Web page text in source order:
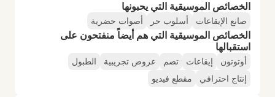
الخصائص الموسيقية التي يحبونها
صانع الإيقاعات أسلوب حر أصوات حضرية
الخصائص الموسيقية التي هم أيضاً منفتحون على
استقبالها
أوتوتون إيقاعات تضم عروض تجريبية
الطبول
إنتاج احترافي
مقطع فيديو